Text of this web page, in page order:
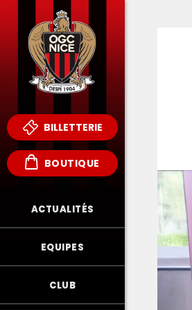
BILLETTERIE
BOUTIQUE
ACTUALITÉS
EQUIPES
CLUB